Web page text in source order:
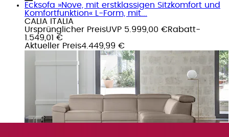
Ecksofa »Nove, mit erstklassigen Sitzkomfort und
Komfortfunktion« L-Form, mit...
CALIA ITALIA
Ursprünglicher PreisUVP 5.999,00 €Rabatt-
1.549,01 €
Aktueller Preis4.449,99 €